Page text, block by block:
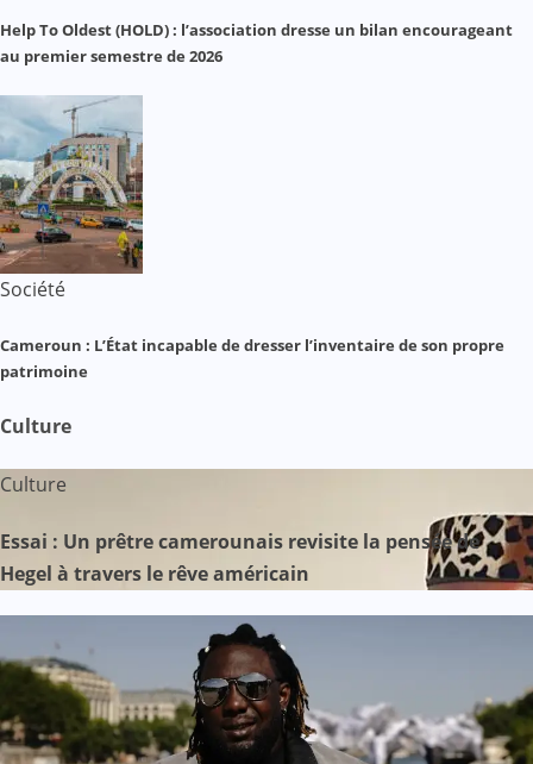
Help To Oldest (HOLD) : l’association dresse un bilan encourageant
au premier semestre de 2026
Société
Cameroun : L’État incapable de dresser l’inventaire de son propre
patrimoine
Culture
Culture
Essai : Un prêtre camerounais revisite la pensée de
Hegel à travers le rêve américain